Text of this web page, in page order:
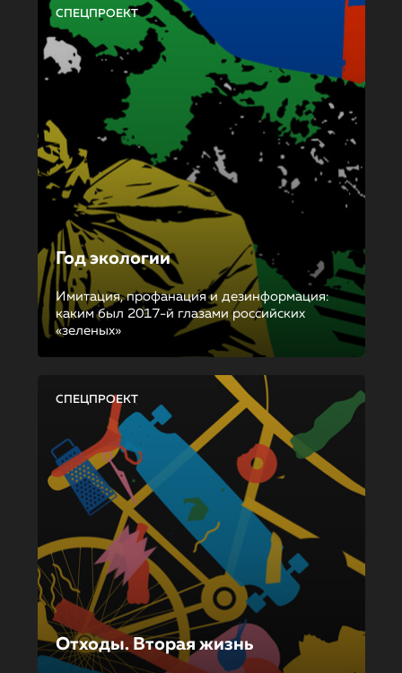
СПЕЦПРОЕКТ
Год экологии
Имитация, профанация и дезинформация:
каким был 2017-й глазами российских
«зеленых»
СПЕЦПРОЕКТ
Отходы. Вторая жизнь